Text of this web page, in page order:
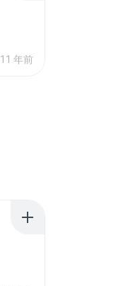
11 年前